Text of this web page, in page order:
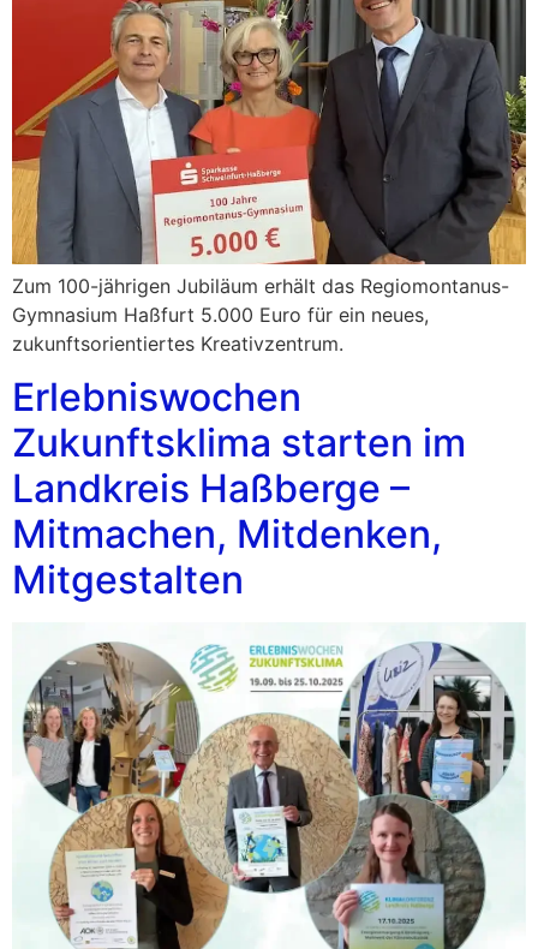
Zum 100-jährigen Jubiläum erhält das Regiomontanus-
Gymnasium Haßfurt 5.000 Euro für ein neues,
zukunftsorientiertes Kreativzentrum.
Erlebniswochen
Zukunftsklima starten im
Landkreis Haßberge –
Mitmachen, Mitdenken,
Mitgestalten